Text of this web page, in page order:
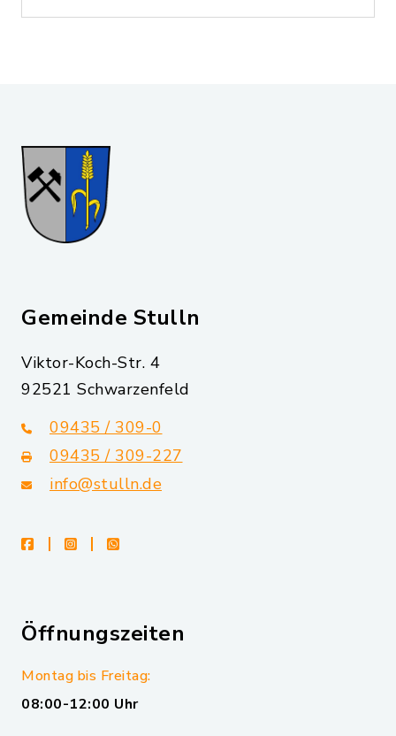
Gemeinde Stulln
Viktor-Koch-Str. 4
92521 Schwarzenfeld
09435 / 309-0
09435 / 309-227
info@stulln.de
facebookinstagramwhatsapp
Öffnungszeiten
Montag bis Freitag:
08:00-12:00 Uhr